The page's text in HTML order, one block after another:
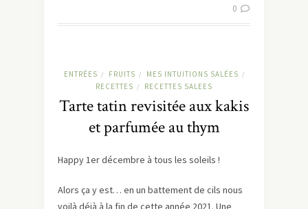
0
ENTRÉES / FRUITS / MES INTUITIONS SALÉES /
RECETTES / RECETTES SALEES
Tarte tatin revisitée aux kakis
et parfumée au thym
Happy 1er décembre à tous les soleils !
Alors ça y est… en un battement de cils nous
voilà déjà à la fin de cette année 2021. Une